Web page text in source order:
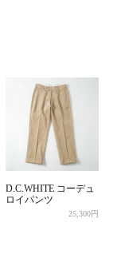
D.C.WHITE コーデュ
ロイパンツ
25,300円